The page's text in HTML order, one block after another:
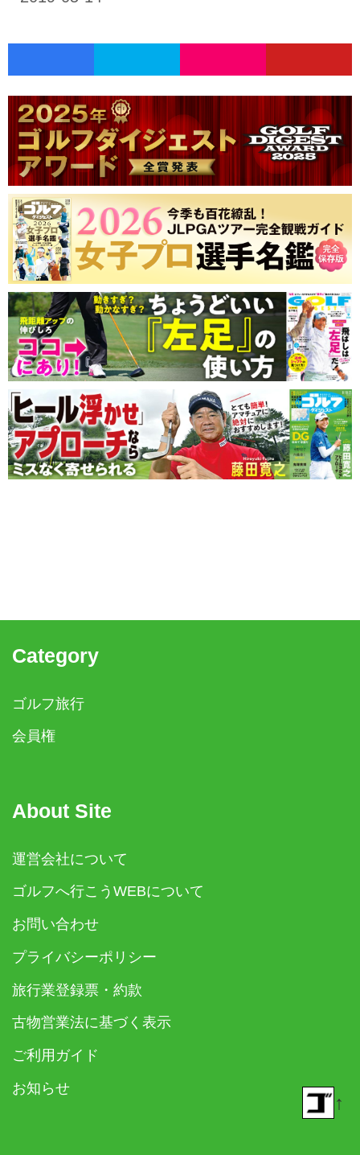
Category
ゴルフ旅行
会員権
About Site
運営会社について
ゴルフへ行こうWEBについて
お問い合わせ
プライバシーポリシー
旅行業登録票・約款
古物営業法に基づく表示
ご利用ガイド
お知らせ
↑